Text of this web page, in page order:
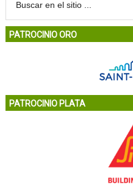
PATROCINIO ORO
PATROCINIO PLATA